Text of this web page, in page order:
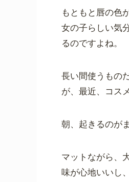
もともと唇の色
女の子らしい気
るのですよね。
長い間使うもの
が、最近、コス
朝、起きるのが
マットながら、
味が心地いいし